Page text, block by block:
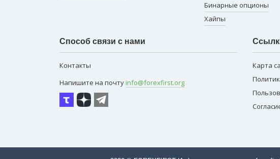
Бинарные опционы
Хайпы
Способ связи с нами
Контакты
Напишите на почту info@forexfirst.org
Карта